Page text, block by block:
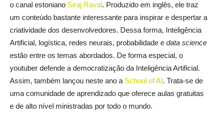
o canal estoniano Siraj Raval. Produzido em inglês, ele traz
um conteúdo bastante interessante para inspirar e despertar a
criatividade dos desenvolvedores. Dessa forma, Inteligência
Artificial, logística, redes neurais, probabilidade e data science
estão entre os temas abordados. De forma especial, o
youtuber defende a democratização da Inteligência Artificial.
Assim, também lançou neste ano a School of AI. Trata-se de
uma comunidade de aprendizado que oferece aulas gratuitas
e de alto nível ministradas por todo o mundo.